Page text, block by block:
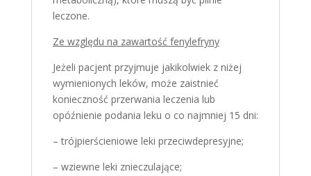
leczone.
Ze względu na zawartość fenylefryny
Jeżeli pacjent przyjmuje jakikolwiek z niżej
wymienionych leków, może zaistnieć
konieczność przerwania leczenia lub
opóźnienie podania leku o co najmniej 15 dni:
– trójpierścieniowe leki przeciwdepresyjne;
– wziewne leki znieczulające;